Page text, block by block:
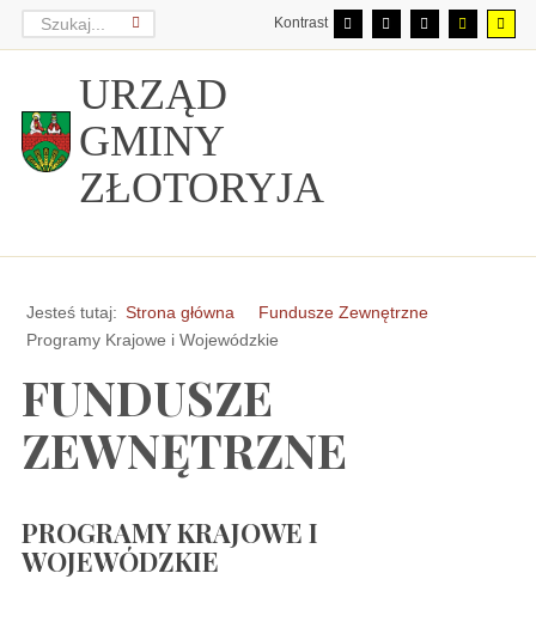
Kontrast
URZĄD
GMINY
ZŁOTORYJA
Jesteś tutaj: Strona główna
Fundusze Zewnętrzne
Programy Krajowe i Wojewódzkie
FUNDUSZE
ZEWNĘTRZNE
PROGRAMY KRAJOWE I
WOJEWÓDZKIE